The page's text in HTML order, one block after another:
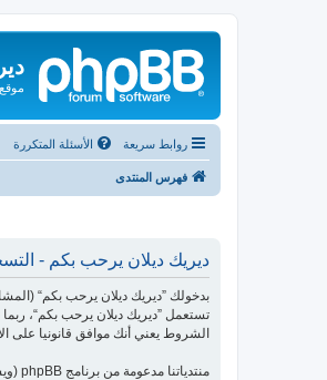
روابط سريعة الأسئلة المتكررة
فهرس المنتدى
ديريك ديلان يرحب بكم -
تستعمل ”ديريك ديلان يرحب بكم“،
الشروط يعني أنك موافق قانونيا على
منتدياتنا مدعومة من برنامج phpBB (ويشار إليه بهم أو ”برنامج phpBB“ أو “www.phpbb.com” أو ”phpBB Limited“ أو ”phpBB Teams“) وهو برنامج منتديات مرخص تحت “